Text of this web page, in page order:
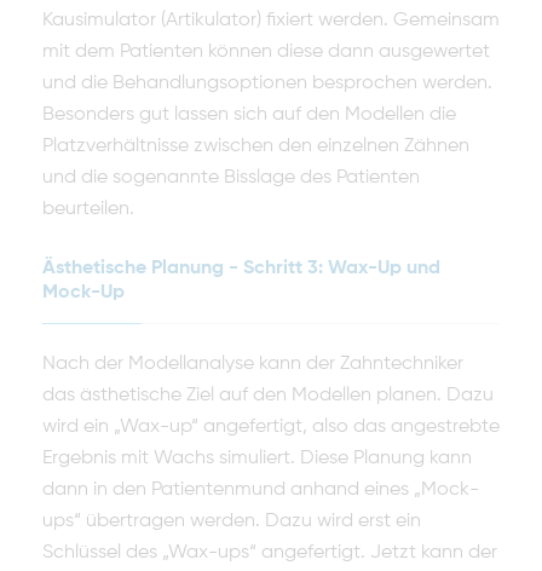
Kausimulator (Artikulator) fixiert werden. Gemeinsam
mit dem Patienten können diese dann ausgewertet
und die Behandlungsoptionen besprochen werden.
Besonders gut lassen sich auf den Modellen die
Platzverhältnisse zwischen den einzelnen Zähnen
und die sogenannte Bisslage des Patienten
beurteilen.
Ästhetische Planung - Schritt 3: Wax-Up und
Mock-Up
Nach der Modellanalyse kann der Zahntechniker
das ästhetische Ziel auf den Modellen planen. Dazu
wird ein „Wax-up“ angefertigt, also das angestrebte
Ergebnis mit Wachs simuliert. Diese Planung kann
dann in den Patientenmund anhand eines „Mock-
ups“ übertragen werden. Dazu wird erst ein
Schlüssel des „Wax-ups“ angefertigt. Jetzt kann der